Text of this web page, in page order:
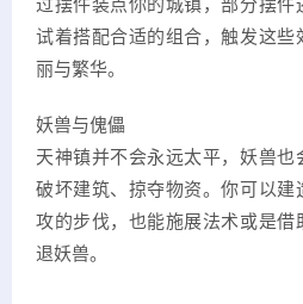
过摆件装点你的城镇，部分摆件
试着搭配合适的组合，触发这些
丽与繁华。
妖兽与傀儡
天神镇并不会永远太平，妖兽也
破坏建筑、掠夺物资。你可以建
攻的步伐，也能施展法术或是借
退妖兽。